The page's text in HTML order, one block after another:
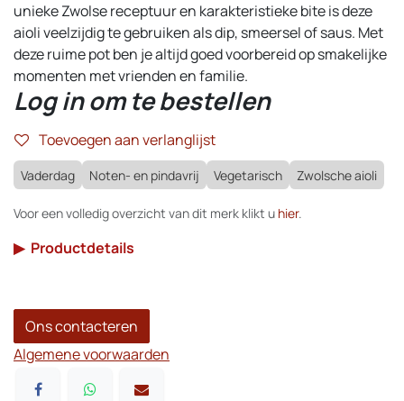
unieke Zwolse receptuur en karakteristieke bite is deze
aioli veelzijdig te gebruiken als dip, smeersel of saus. Met
deze ruime pot ben je altijd goed voorbereid op smakelijke
momenten met vrienden en familie.
Log in om te bestellen
Toevoegen aan verlanglijst
Vaderdag Noten- en pindavrij Vegetarisch Zwolsche aioli
Voor een volledig overzicht van dit merk klikt u hier.
▶ Productdetails
Ons contacteren
Algemene voorwaarden